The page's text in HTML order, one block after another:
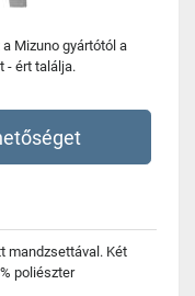
Mizuno gyártótól a
- ért találja.
mandzsettával. Két
poliészter